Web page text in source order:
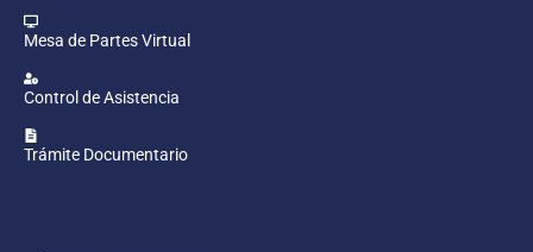
Mesa de Partes Virtual
Control de Asistencia
Trámite Documentario